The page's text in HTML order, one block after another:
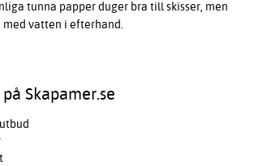
tunna papper duger bra till skisser, men
med vatten i efterhand.
Skapamer.se